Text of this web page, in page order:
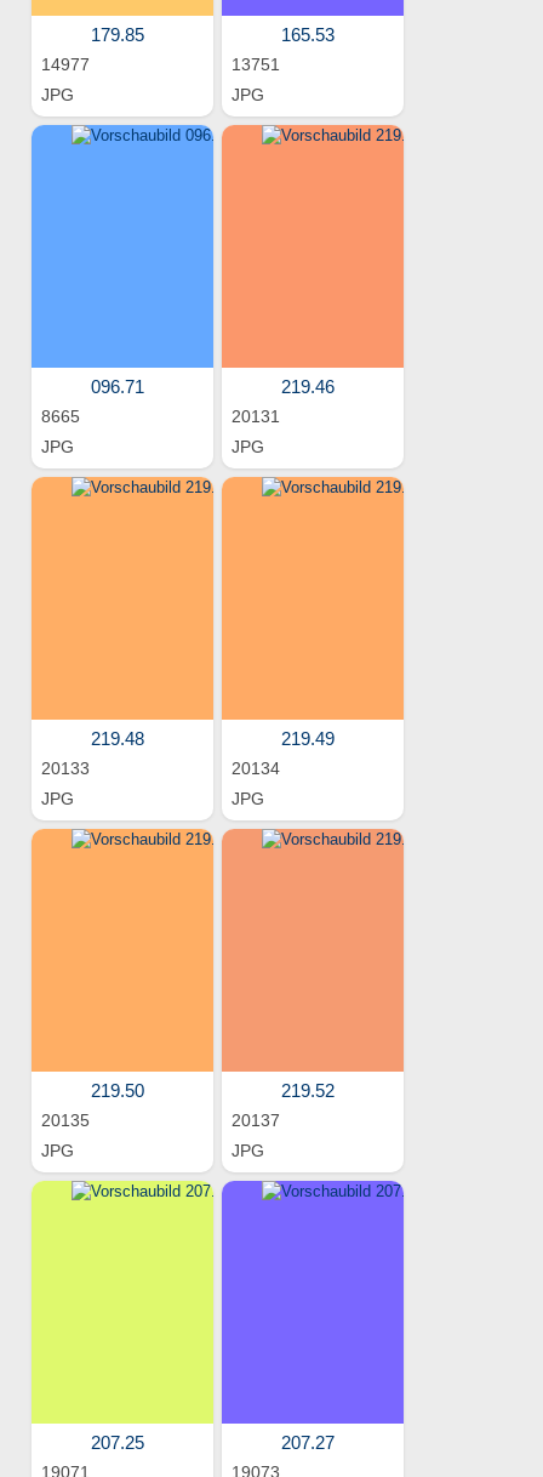
179.85
14977
JPG
165.53
13751
JPG
096.71
8665
JPG
219.46
20131
JPG
219.48
20133
JPG
219.49
20134
JPG
219.50
20135
JPG
219.52
20137
JPG
207.25
19071
207.27
19073